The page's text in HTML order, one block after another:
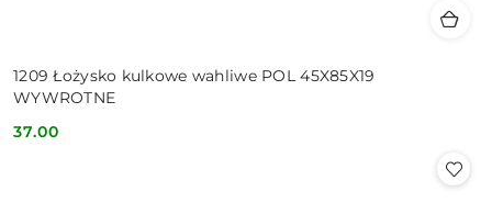
1209 Łożysko kulkowe wahliwe POL 45X85X19
WYWROTNE
Cena:
37.00